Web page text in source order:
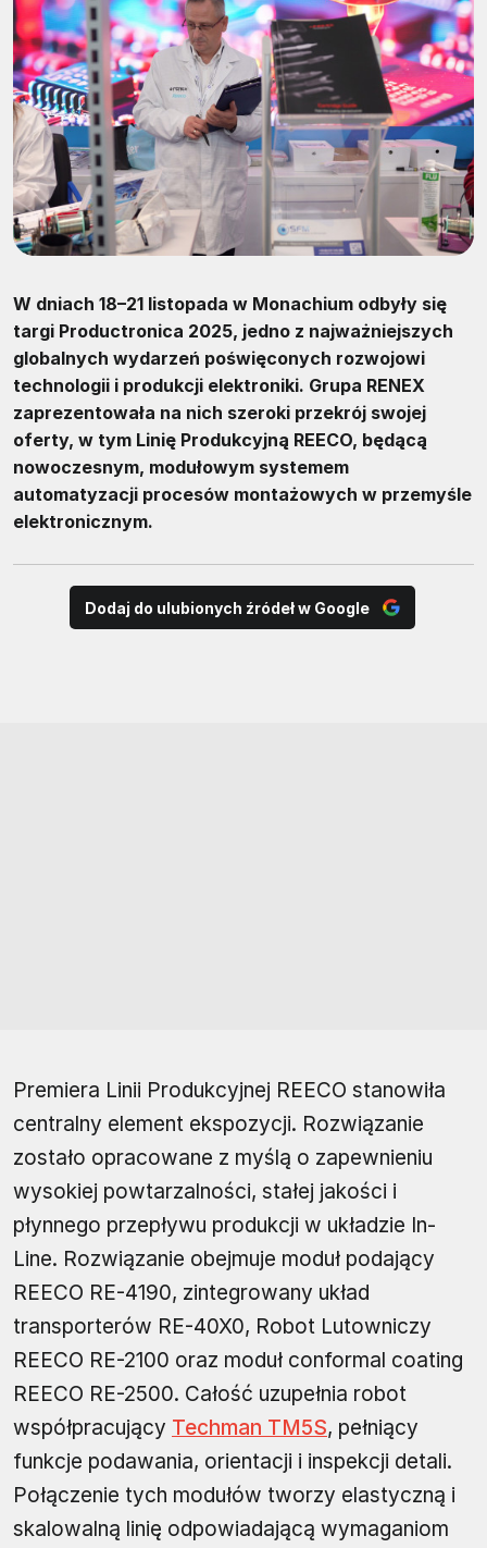
W dniach 18–21 listopada w Monachium odbyły się
targi Productronica 2025, jedno z najważniejszych
globalnych wydarzeń poświęconych rozwojowi
technologii i produkcji elektroniki. Grupa RENEX
zaprezentowała na nich szeroki przekrój swojej
oferty, w tym Linię Produkcyjną REECO, będącą
nowoczesnym, modułowym systemem
automatyzacji procesów montażowych w przemyśle
elektronicznym.
Dodaj do ulubionych źródeł w Google
Premiera Linii Produkcyjnej REECO stanowiła
centralny element ekspozycji. Rozwiązanie
zostało opracowane z myślą o zapewnieniu
wysokiej powtarzalności, stałej jakości i
płynnego przepływu produkcji w układzie In-
Line. Rozwiązanie obejmuje moduł podający
REECO RE-4190, zintegrowany układ
transporterów RE-40X0, Robot Lutowniczy
REECO RE-2100 oraz moduł conformal coating
REECO RE-2500. Całość uzupełnia robot
współpracujący Techman TM5S, pełniący
funkcje podawania, orientacji i inspekcji detali.
Połączenie tych modułów tworzy elastyczną i
skalowalną linię odpowiadającą wymaganiom